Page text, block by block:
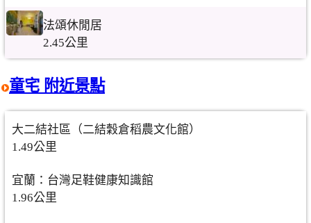
法頌休閒居
2.45公里
童宅 附近景點
大二結社區（二結穀倉稻農文化館）
1.49公里
宜蘭：台灣足鞋健康知識館
1.96公里